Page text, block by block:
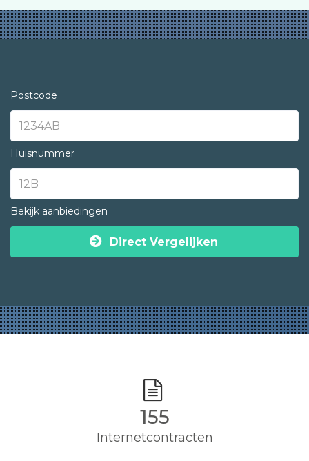
Postcode
Huisnummer
Bekijk aanbiedingen
Direct Vergelijken
155
Internetcontracten